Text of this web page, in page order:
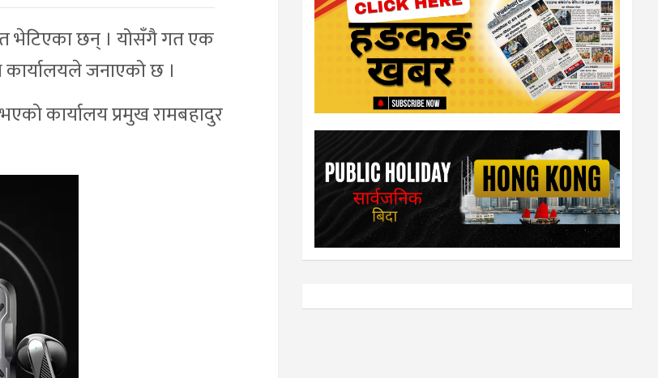
भेटिएका छन् । योसँगै गत एक
कार्यालयले जनाएको छ ।
कार्यालय प्रमुख रामबहादुर